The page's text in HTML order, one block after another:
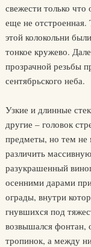
свежести только что
еще не отстроенная.
этой колокольни
тонкое кружево.
прозрачной резьбы
сентябрьского неба.
Узкие и длинные
другие – головок
предметы, но тем не
различить
разукрашенный
осенними дарами
ограды, внутри
гнувшихся под
возвышался фонтан,
тропинок, а между